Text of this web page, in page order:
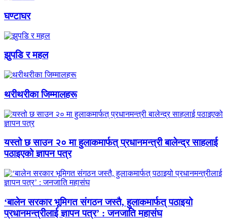
घण्टाघर
झुपडि र महल
थरीथरीका जिम्मालहरू
यस्तो छ साउन २० मा हुलाकमार्फत् प्रधानमन्त्री बालेन्द्र साहलाई
पठाइएको ज्ञापन पत्र
‘बालेन सरकार भूमिगत संगठन जस्तै, हुलाकमार्फत् पठाइयो
प्रधानमन्त्रीलाई ज्ञापन पत्र’ : जनजाति महासंघ